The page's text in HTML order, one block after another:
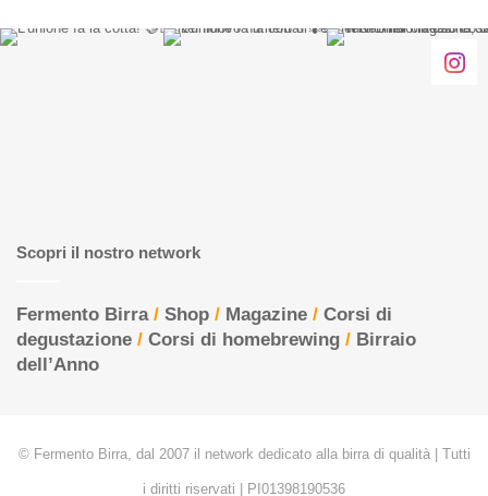
Scopri il nostro network
Fermento Birra/ Shop / Magazine / Corsi di
degustazione / Corsi di homebrewing / Birraio
dell’Anno
© Fermento Birra, dal 2007 il network dedicato alla birra di qualità | Tutti
i diritti riservati | PI01398190536